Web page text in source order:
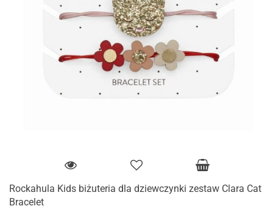
Rockahula Kids biżuteria dla dziewczynki zestaw Clara Cat
Bracelet